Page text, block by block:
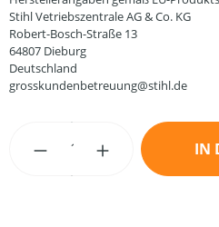
Stihl Vetriebszentrale AG & Co. KG
Robert-Bosch-Straße 13
64807 Dieburg
Deutschland
grosskundenbetreuung@stihl.de
Produkt Anzahl: Gib
IN